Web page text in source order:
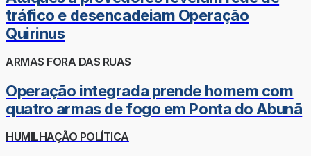
tráfico e desencadeiam Operação
Quirinus
ARMAS FORA DAS RUAS
Operação integrada prende homem com
quatro armas de fogo em Ponta do Abunã
HUMILHAÇÃO POLÍTICA